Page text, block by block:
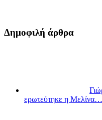
Δημοφιλή άρθρα
ερωτεύτηκε η Μελίνα…